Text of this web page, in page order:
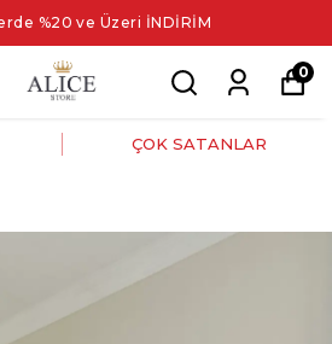
%20 ve Üzeri İNDİRİM
0
ÇOK SATANLAR